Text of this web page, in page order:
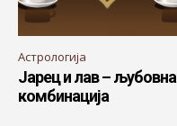
Астрологија
Јарец и лав – љубовна
комбинација